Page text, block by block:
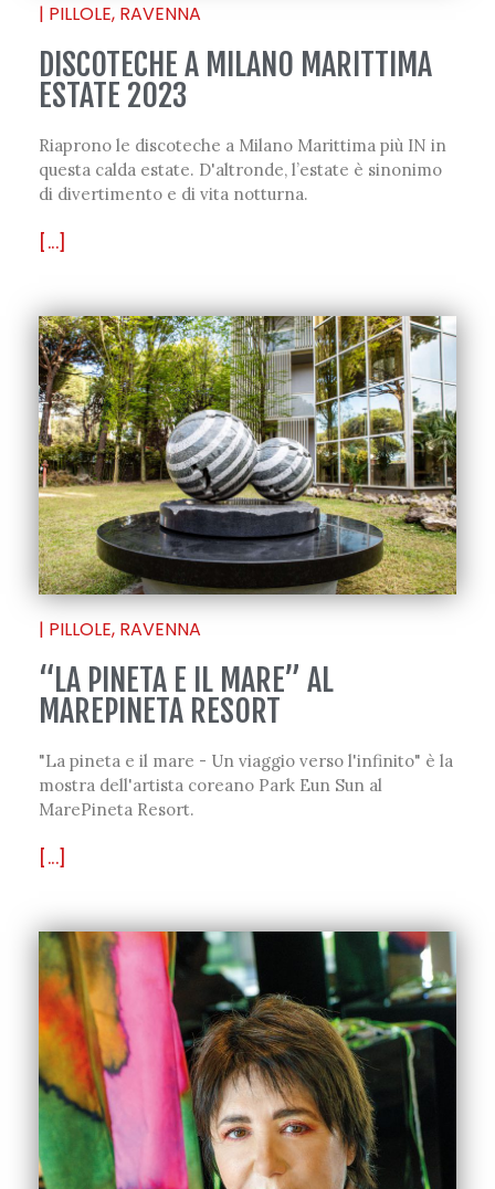
| PILLOLE, RAVENNA
DISCOTECHE A MILANO MARITTIMA
ESTATE 2023
Riaprono le discoteche a Milano Marittima più IN in
questa calda estate. D'altronde, l’estate è sinonimo
di divertimento e di vita notturna.
[...]
| PILLOLE, RAVENNA
“LA PINETA E IL MARE” AL
MAREPINETA RESORT
"La pineta e il mare - Un viaggio verso l'infinito" è la
mostra dell'artista coreano Park Eun Sun al
MarePineta Resort.
[...]